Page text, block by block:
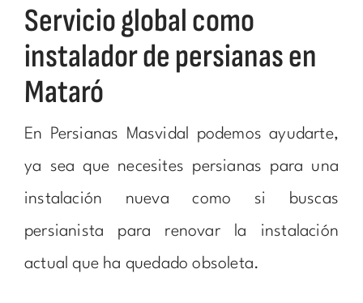
Servicio global como
instalador de persianas en
Mataró
En Persianas Masvidal podemos ayudarte,
ya sea que necesites persianas para una
instalación nueva como si buscas
persianista para renovar la instalación
actual que ha quedado obsoleta.